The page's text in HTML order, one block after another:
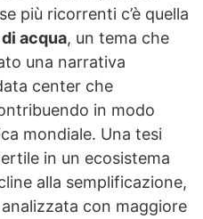
più ricorrenti c’è quella
acqua, un tema che
una narrativa
center che
in modo
mondiale. Una tesi
in un ecosistema
alla semplificazione,
con maggiore